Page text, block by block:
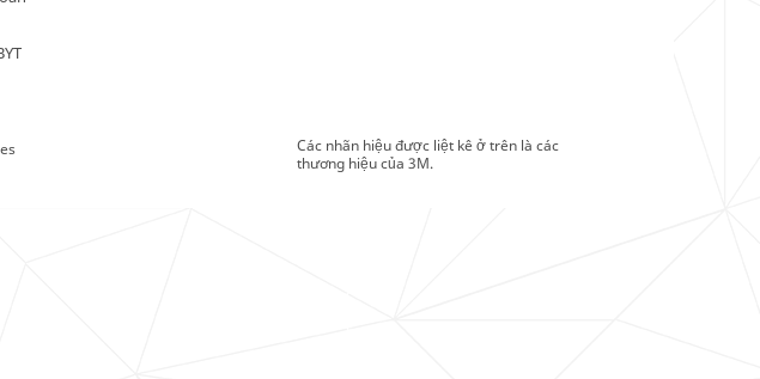
Các nhãn hiệu được liệt kê ở trên là các
thương hiệu của 3M.